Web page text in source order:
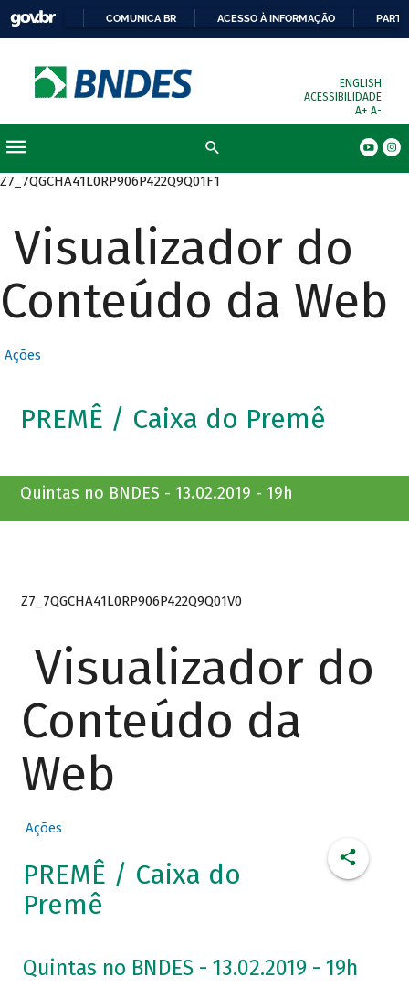
COMUNICA BR ACESSO À INFORMAÇÃO
ENGLISH
ACESSIBILIDADE
A+ A-
Z7_7QGCHA41L0RP906P422Q9Q01F1
Visualizador do
Conteúdo da Web
Ações
PREMÊ / Caixa do Premê
Quintas no BNDES - 13.02.2019 - 19h
Z7_7QGCHA41L0RP906P422Q9Q01V0
Visualizador do
Conteúdo da
Web
Ações
PREMÊ / Caixa do
Premê
Quintas no BNDES - 13.02.2019 - 19h